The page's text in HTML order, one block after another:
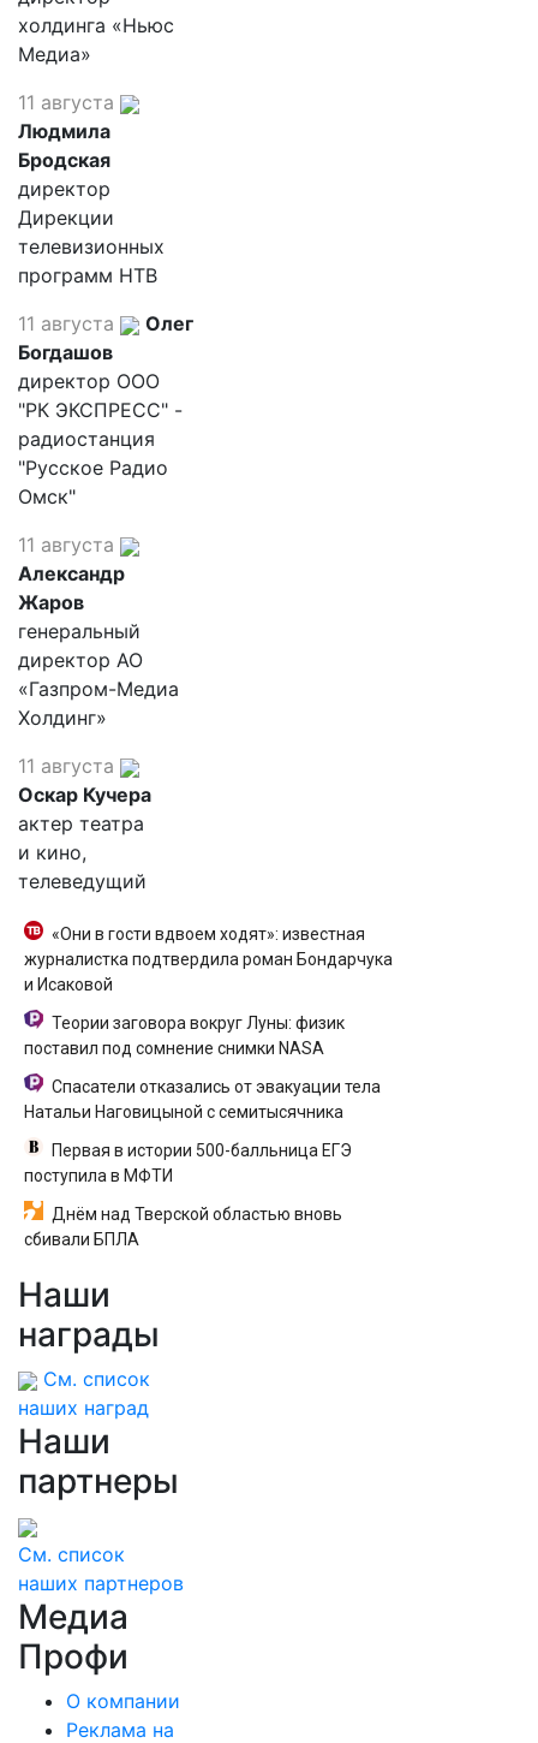
холдинга «Ньюс
Медиа»
11 августа
Людмила
Бродская
директор
Дирекции
телевизионных
программ НТВ
11 августа
Олег
Богдашов
директор ООО
"РК ЭКСПРЕСС" -
радиостанция
"Русское Радио
Омск"
11 августа
Александр
Жаров
генеральный
директор АО
«Газпром-Медиа
Холдинг»
11 августа
Оскар Кучера
актер театра
и кино,
телеведущий
«Они в гости вдвоем ходят»: известная
журналистка подтвердила роман Бондарчука
и Исаковой
Теории заговора вокруг Луны: физик
поставил под сомнение снимки NASA
Спасатели отказались от эвакуации тела
Натальи Наговицыной с семитысячника
Первая в истории 500-балльница ЕГЭ
поступила в МФТИ
Днём над Тверской областью вновь
сбивали БПЛА
Наши
награды
См. список
наших наград
Наши
партнеры
См. список
наших партнеров
Медиа
Профи
О компании
Реклама на